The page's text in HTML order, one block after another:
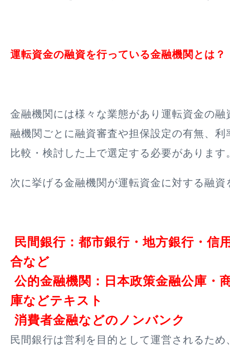
運転資金の融資を行っている金融機関とは？
金融機関には様々な業態があり運転資金の融
融機関ごとに融資審査や担保設定の有無、利
比較・検討した上で選定する必要があります
次に挙げる金融機関が運転資金に対する融資
民間銀行：都市銀行・地方銀行・信
合など
公的金融機関：日本政策金融公庫・
庫などテキスト
消費者金融などのノンバンク
民間銀行は営利を目的として運営されるた